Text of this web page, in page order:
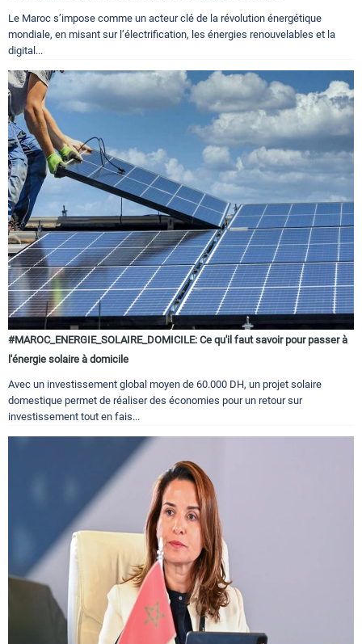
Le Maroc s’impose comme un acteur clé de la révolution énergétique
mondiale, en misant sur l’électrification, les énergies renouvelables et la
digital...
#MAROC_ENERGIE_SOLAIRE_DOMICILE: Ce qu'il faut savoir pour passer à
l'énergie solaire à domicile
Avec un investissement global moyen de 60.000 DH, un projet solaire
domestique permet de réaliser des économies pour un retour sur
investissement tout en fais...